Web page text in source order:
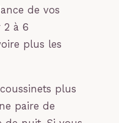
de vos
2 à 6
plus les
plus
paire de